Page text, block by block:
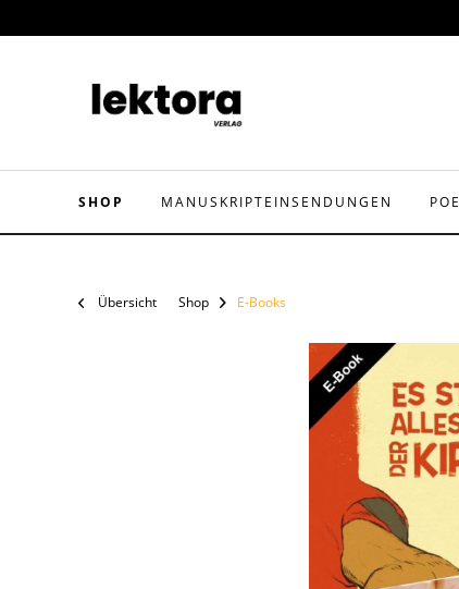
SHOP MANUSKRIPTEINSENDUNGEN
Übersicht Shop E-Books